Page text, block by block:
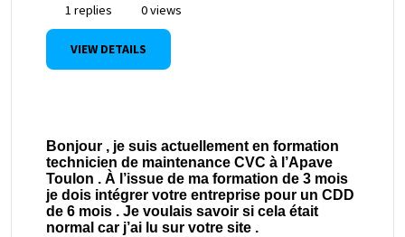
1 replies
0 views
VIEW DETAILS
Bonjour , je suis actuellement en formation
technicien de maintenance CVC à l’Apave
Toulon . À l’issue de ma formation de 3 mois
je dois intégrer votre entreprise pour un CDD
de 6 mois . Je voulais savoir si cela était
normal car j’ai lu sur votre site .